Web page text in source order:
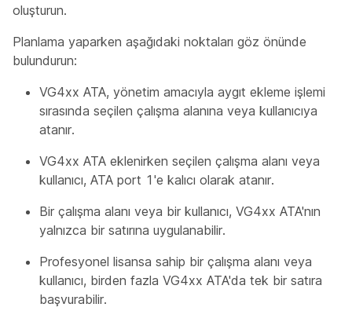
oluşturun.
Planlama yaparken aşağıdaki noktaları göz önünde
bulundurun:
VG4xx ATA, yönetim amacıyla aygıt ekleme işlemi
sırasında seçilen çalışma alanına veya kullanıcıya
atanır.
VG4xx ATA eklenirken seçilen çalışma alanı veya
kullanıcı, ATA port 1'e kalıcı olarak atanır.
Bir çalışma alanı veya bir kullanıcı, VG4xx ATA'nın
yalnızca bir satırına uygulanabilir.
Profesyonel lisansa sahip bir çalışma alanı veya
kullanıcı, birden fazla VG4xx ATA'da tek bir satıra
başvurabilir.